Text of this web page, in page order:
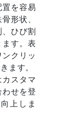
を容易
形状、
ひび割
す。表
クリッ
ます。
スタマ
せを登
上しま